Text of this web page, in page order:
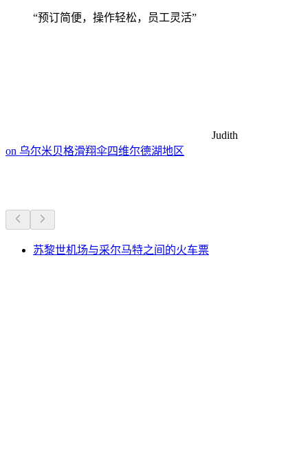
“预订简便，操作轻松，员工灵活”
Judith
on 乌尔米贝格滑翔伞四维尔德湖地区
苏黎世机场与采尔马特之间的火车票